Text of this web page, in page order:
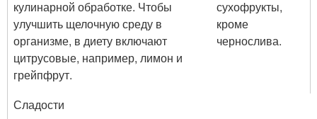
кулинарной обработке. Чтобы
улучшить щелочную среду в
организме, в диету включают
цитрусовые, например, лимон и
грейпфрут.
сухофрукты,
кроме
чернослива.
Сладости